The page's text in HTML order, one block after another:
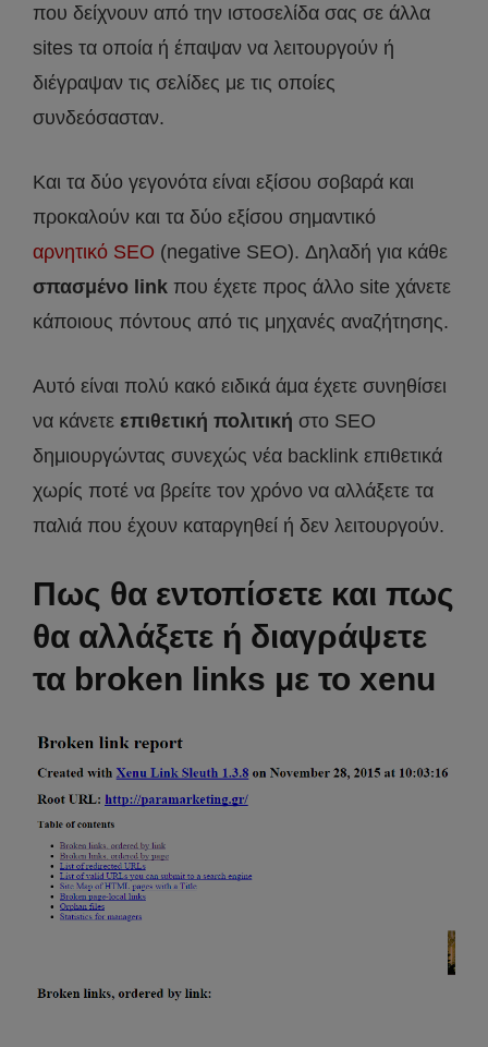
που δείχνουν από την ιστοσελίδα σας σε άλλα
sites τα οποία ή έπαψαν να λειτουργούν ή
διέγραψαν τις σελίδες με τις οποίες
συνδεόσασταν.
Και τα δύο γεγονότα είναι εξίσου σοβαρά και
προκαλούν και τα δύο εξίσου σημαντικό
αρνητικό SEO (negative SEO). Δηλαδή για κάθε
σπασμένο link που έχετε προς άλλο site χάνετε
κάποιους πόντους από τις μηχανές αναζήτησης.
Αυτό είναι πολύ κακό ειδικά άμα έχετε συνηθίσει
να κάνετε επιθετική πολιτική στο SEO
δημιουργώντας συνεχώς νέα backlink επιθετικά
χωρίς ποτέ να βρείτε τον χρόνο να αλλάξετε τα
παλιά που έχουν καταργηθεί ή δεν λειτουργούν.
Πως θα εντοπίσετε και πως
θα αλλάξετε ή διαγράψετε
τα broken links με το xenu